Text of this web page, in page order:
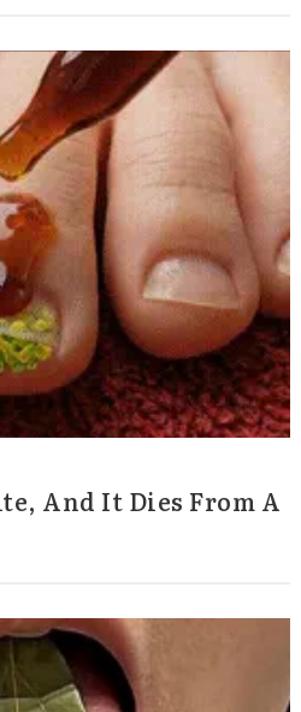
And It Dies From A